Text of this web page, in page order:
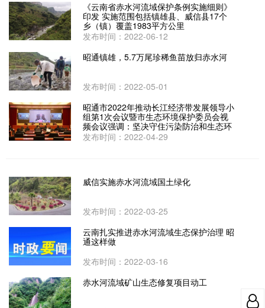
《云南省赤水河流域保护条例实施细则》
印发 实施范围包括镇雄县、威信县17个
乡（镇）覆盖1983平方公里
发布时间：2022-06-12
昭通镇雄，5.7万尾珍稀鱼苗放归赤水河
发布时间：2022-05-01
昭通市2022年推动长江经济带发展领导小
组第1次会议暨市生态环境保护委员会视
频会议强调：坚决守住污染防治和生态环
保底线 全面推动实现绿色高质量发展
发布时间：2022-04-29
威信实施赤水河流域国土绿化
发布时间：2022-03-25
云南扎实推进赤水河流域生态保护治理 昭
通这样做
发布时间：2022-03-16
赤水河流域矿山生态修复项目动工